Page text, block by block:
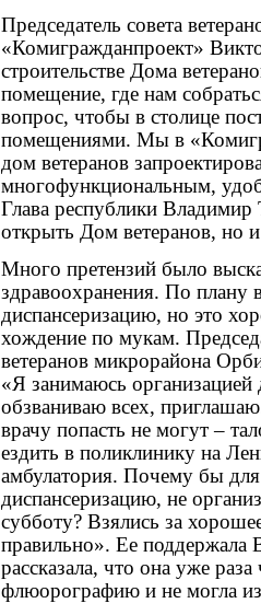
Председатель совета
«Комигражданпроект»
строительстве Дома
помещение, где нам
вопрос, чтобы в столице
помещениями. Мы в
дом ветеранов
многофункциональным,
Глава республики Владимир
открыть Дом ветеранов, но
Много претензий было
здравоохранения. По
диспансеризацию, но это
хождение по мукам.
ветеранов микрорайона
«Я занимаюсь
обзваниваю всех,
врачу попасть не могут –
ездить в поликлинику на
амбулатория. Почему бы
диспансеризацию, не
субботу? Взялись за
правильно». Ее поддержала
рассказала, что она уже
флюорографию и не могла